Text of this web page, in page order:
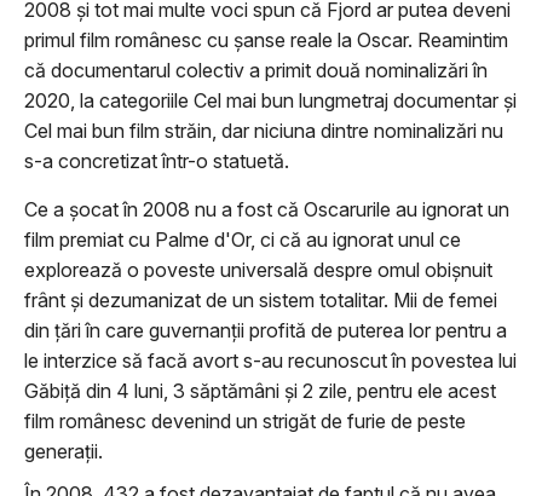
2008 şi tot mai multe voci spun că Fjord ar putea deveni
primul film românesc cu şanse reale la Oscar. Reamintim
că documentarul colectiv a primit două nominalizări în
2020, la categoriile Cel mai bun lungmetraj documentar şi
Cel mai bun film străin, dar niciuna dintre nominalizări nu
s-a concretizat într-o statuetă.
Ce a şocat în 2008 nu a fost că Oscarurile au ignorat un
film premiat cu Palme d'Or, ci că au ignorat unul ce
explorează o poveste universală despre omul obişnuit
frânt şi dezumanizat de un sistem totalitar. Mii de femei
din ţări în care guvernanţii profită de puterea lor pentru a
le interzice să facă avort s-au recunoscut în povestea lui
Găbiţă din 4 luni, 3 săptămâni şi 2 zile, pentru ele acest
film românesc devenind un strigăt de furie de peste
generaţii.